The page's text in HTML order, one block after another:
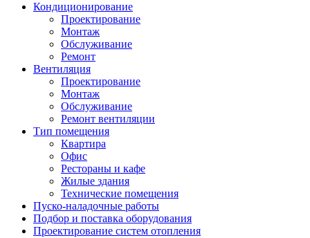
Кондиционирование
Проектирование
Монтаж
Обслуживание
Ремонт
Вентиляция
Проектирование
Монтаж
Обслуживание
Ремонт вентиляции
Тип помещения
Квартира
Офис
Рестораны и кафе
Жилые здания
Технические помещения
Пуско-наладочные работы
Подбор и поставка оборудования
Проектирование систем отопления